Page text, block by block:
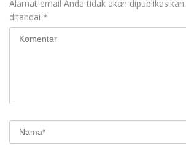
Alamat email Anda tidak akan dipublikasikan.
ditandai *